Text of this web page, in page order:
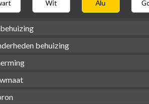
Wit Alu
behuizing